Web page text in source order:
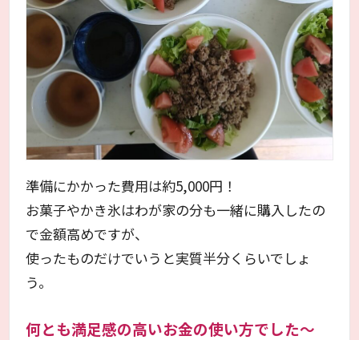
準備にかかった費用は約5,000円！
お菓子やかき氷はわが家の分も一緒に購入したの
で金額高めですが、
使ったものだけでいうと実質半分くらいでしょ
う。
何とも満足感の高いお金の使い方でした～